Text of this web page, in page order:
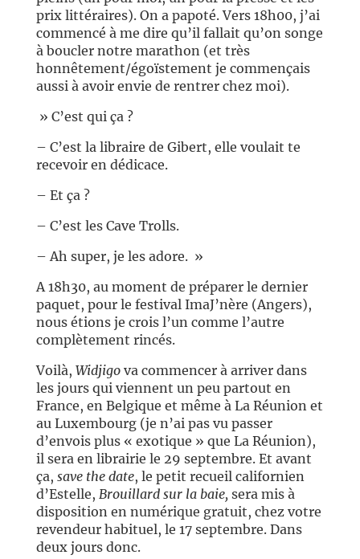
prix littéraires). On a papoté. Vers 18h00, j’ai
commencé à me dire qu’il fallait qu’on songe
à boucler notre marathon (et très
honnêtement/égoïstement je commençais
aussi à avoir envie de rentrer chez moi).
» C’est qui ça ?
– C’est la libraire de Gibert, elle voulait te
recevoir en dédicace.
– Et ça ?
– C’est les Cave Trolls.
– Ah super, je les adore. »
A 18h30, au moment de préparer le dernier
paquet, pour le festival ImaJ’nère (Angers),
nous étions je crois l’un comme l’autre
complètement rincés.
Voilà, Widjigova commencer à arriver dans
les jours qui viennent un peu partout en
France, en Belgique et même à La Réunion et
au Luxembourg (je n’ai pas vu passer
d’envois plus « exotique » que La Réunion),
il sera en librairie le 29 septembre. Et avant
ça, save the date, le petit recueil californien
d’Estelle, Brouillard sur la baie,sera mis à
disposition en numérique gratuit, chez votre
revendeur habituel, le 17 septembre. Dans
deux jours donc.